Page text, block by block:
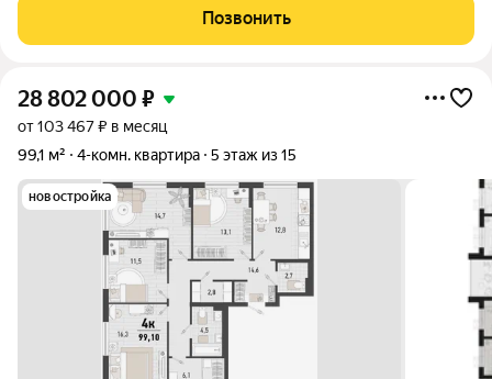
отказываясь от спокойствия и природы. Что вы получите,
купив эту квартиру: Уютный дом
Позвонить
28 802 000 ₽
от 103 467 ₽ в месяц
99,1 м²
4-комн. квартира 5 этаж из 15
новостройка